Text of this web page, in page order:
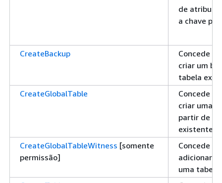
de
a chave
CreateBackup
Concede
criar um
tabela
CreateGlobalTable
Concede
criar uma
partir de
existente
CreateGlobalTableWitness [somente
permissão]
Concede
adicionar
uma tabela